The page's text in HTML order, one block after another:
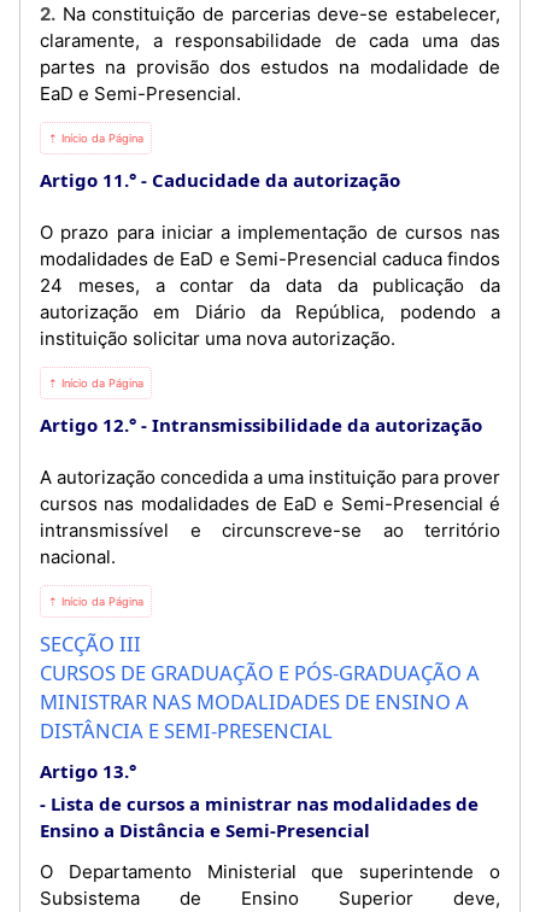
2. Na constituição de parcerias deve-se estabelecer,
claramente, a responsabilidade de cada uma das
partes na provisão dos estudos na modalidade de
EaD e Semi-Presencial.
⇡ Início da Página
Artigo 11.° Caducidade da autorização
O prazo para iniciar a implementação de cursos nas
modalidades de EaD e Semi-Presencial caduca findos
24 meses, a contar da data da publicação da
autorização em Diário da República, podendo a
instituição solicitar uma nova autorização.
⇡ Início da Página
Artigo 12.° Intransmissibilidade da autorização
A autorização concedida a uma instituição para prover
cursos nas modalidades de EaD e Semi-Presencial é
intransmissível e circunscreve-se ao território
nacional.
⇡ Início da Página
SECÇÃO III
CURSOS DE GRADUAÇÃO E PÓS-GRADUAÇÃO A
MINISTRAR NAS MODALIDADES DE ENSINO A
DISTÂNCIA E SEMI-PRESENCIAL
Artigo 13.°
Lista de cursos a ministrar nas modalidades de
Ensino a Distância e Semi-Presencial
O Departamento Ministerial que superintende o
Subsistema de Ensino Superior deve,